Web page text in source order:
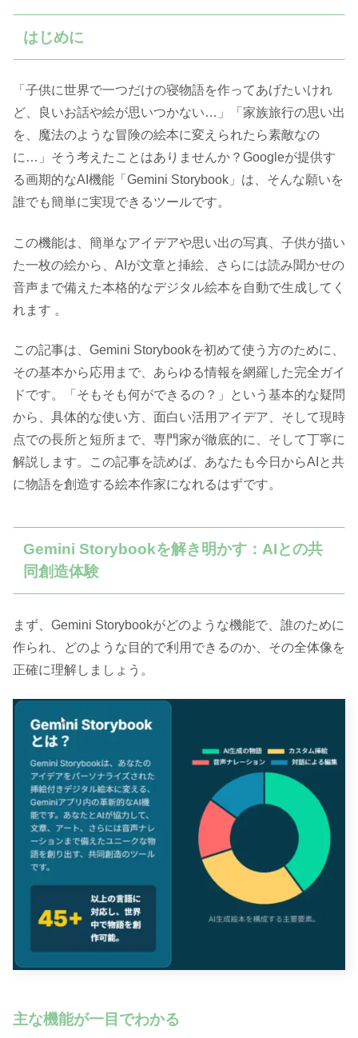
はじめに
「子供に世界で一つだけの寝物語を作ってあげたいけれ
ど、良いお話や絵が思いつかない…」「家族旅行の思い出
を、魔法のような冒険の絵本に変えられたら素敵なの
に…」そう考えたことはありませんか？Googleが提供す
る画期的なAI機能「Gemini Storybook」は、そんな願いを
誰でも簡単に実現できるツールです。
この機能は、簡単なアイデアや思い出の写真、子供が描い
た一枚の絵から、AIが文章と挿絵、さらには読み聞かせの
音声まで備えた本格的なデジタル絵本を自動で生成してく
れます 。
この記事は、Gemini Storybookを初めて使う方のために、
その基本から応用まで、あらゆる情報を網羅した完全ガイ
ドです。「そもそも何ができるの？」という基本的な疑問
から、具体的な使い方、面白い活用アイデア、そして現時
点での長所と短所まで、専門家が徹底的に、そして丁寧に
解説します。この記事を読めば、あなたも今日からAIと共
に物語を創造する絵本作家になれるはずです。
Gemini Storybookを解き明かす：AIとの共
同創造体験
まず、Gemini Storybookがどのような機能で、誰のために
作られ、どのような目的で利用できるのか、その全体像を
正確に理解しましょう。
主な機能が一目でわかる